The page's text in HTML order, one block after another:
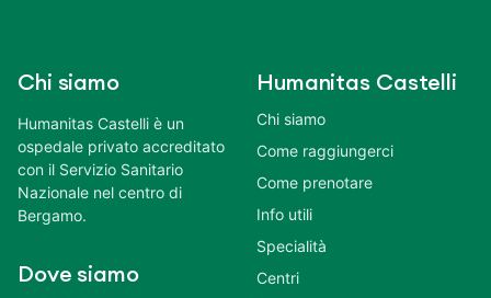
Chi siamo
Humanitas Castelli è un
ospedale privato accreditato
con il Servizio Sanitario
Nazionale nel centro di
Bergamo.
Dove siamo
Humanitas Castelli
Chi siamo
Come raggiungerci
Come prenotare
Info utili
Specialità
Centri